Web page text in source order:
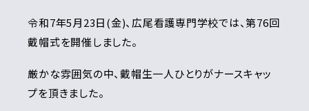
令和7年5月23日(金)、広尾看護専門学校では、第76回
戴帽式を開催しました。
厳かな雰囲気の中、戴帽生一人ひとりがナースキャッ
プを頂きました。